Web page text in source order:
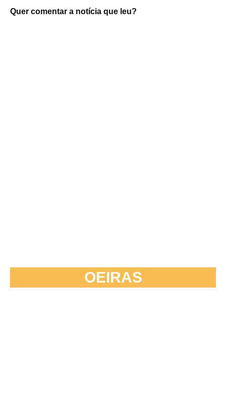
Quer comentar a notícia que leu?
OEIRAS